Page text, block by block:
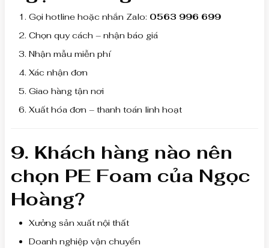
Gọi hotline hoặc nhắn Zalo: 0563 996 699
Chọn quy cách – nhận báo giá
Nhận mẫu miễn phí
Xác nhận đơn
Giao hàng tận nơi
Xuất hóa đơn – thanh toán linh hoạt
9. Khách hàng nào nên
chọn PE Foam của Ngọc
Hoàng?
Xưởng sản xuất nội thất
Doanh nghiệp vận chuyển